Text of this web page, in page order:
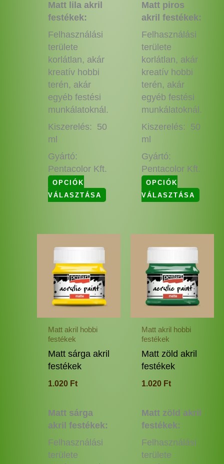
Matt lila akril
festékek:
Felhasználási
területe
korlátlan, akár
kreatív hobbi
terén, akár
egyéb festési
munkálatoknál.
Kiszerelés: 50
ml
Gyártó:
Pentacolor Kft.
OPCIÓK
VÁLASZTÁSA
Matt piros
akril festékek:
Felhasználási
területe
korlátlan, akár
kreatív hobbi
terén, akár
egyéb festési
munkálatoknál.
Kiszerelés: 50
ml
Gyártó:
Pentacolor Kft.
OPCIÓK
VÁLASZTÁSA
Matt akril hobbi
festékek
Matt sárga akril
festékek
1.020 Ft
Matt sárga
akril festékek:
Felhasználási
területe
terméknek
több
van.
változatok
termékoldalon
választhatók
Matt akril hobbi
festékek
Matt zöld akril
festékek
1.020 Ft
Matt zöld akril
festékek:
Felhasználási
területe
van.